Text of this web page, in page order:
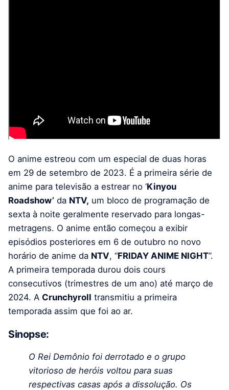
O anime estreou com um especial de duas horas
em 29 de setembro de 2023. É a primeira série de
anime para televisão a estrear no ‘Kinyou
Roadshow’ da NTV, um bloco de programação de
sexta à noite geralmente reservado para longas-
metragens. O anime então começou a exibir
episódios posteriores em 6 de outubro no novo
horário de anime da NTV, “FRIDAY ANIME NIGHT”.
A primeira temporada durou dois cours
consecutivos (trimestres de um ano) até março de
2024. A Crunchyroll transmitiu a primeira
temporada assim que foi ao ar.
Sinopse:
O Rei Demônio foi derrotado e o grupo
vitorioso de heróis voltou para suas
respectivas casas após a dissolução. Os